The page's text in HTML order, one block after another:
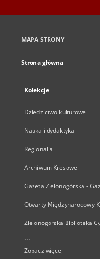
MAPA STRONY
Strona główna
Kolekcje
Dziedzictwo kulturowe
Nauka i dydaktyka
Regionalia
Archiwum Kresowe
Gazeta Zielonogórska -
Otwarty Międzynarodowy
Zielonogórska Biblioteka
...
Zobacz więcej